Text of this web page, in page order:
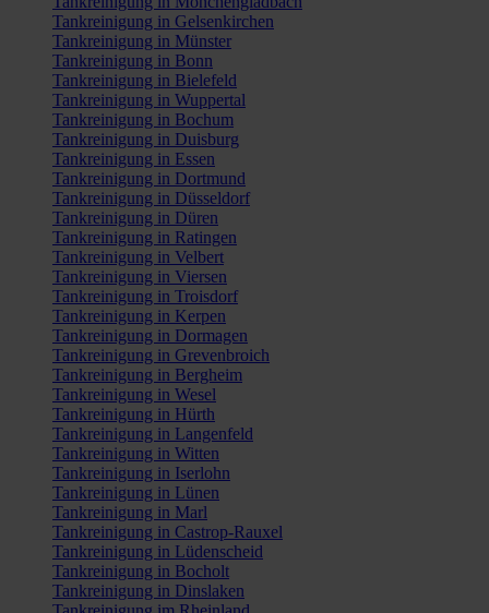
Tankreinigung in Gelsenkirchen
Tankreinigung in Münster
Tankreinigung in Bonn
Tankreinigung in Bielefeld
Tankreinigung in Wuppertal
Tankreinigung in Bochum
Tankreinigung in Duisburg
Tankreinigung in Essen
Tankreinigung in Dortmund
Tankreinigung in Düsseldorf
Tankreinigung in Düren
Tankreinigung in Ratingen
Tankreinigung in Velbert
Tankreinigung in Viersen
Tankreinigung in Troisdorf
Tankreinigung in Kerpen
Tankreinigung in Dormagen
Tankreinigung in Grevenbroich
Tankreinigung in Bergheim
Tankreinigung in Wesel
Tankreinigung in Hürth
Tankreinigung in Langenfeld
Tankreinigung in Witten
Tankreinigung in Iserlohn
Tankreinigung in Lünen
Tankreinigung in Marl
Tankreinigung in Castrop-Rauxel
Tankreinigung in Lüdenscheid
Tankreinigung in Bocholt
Tankreinigung in Dinslaken